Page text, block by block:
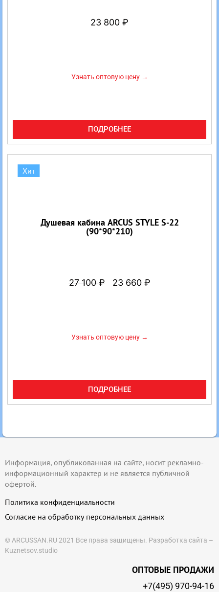
23 800 ₽
Узнать оптовую цену →
ПОДРОБНЕЕ
Хит
Душевая кабина ARCUS STYLE S-22
(90*90*210)
27 100₽ 23 660 ₽
Узнать оптовую цену →
ПОДРОБНЕЕ
Информация, опубликованная на сайте, носит рекламно-
информационный характер и не является публичной
офертой.
Политика конфиденциальности
Согласие на обработку персональных данных
© ARCUSSAN.RU 2021 Все права защищены. Разработка сайта –
Kuznetsov.studio
ОПТОВЫЕ ПРОДАЖИ
+7(495) 970-94-16